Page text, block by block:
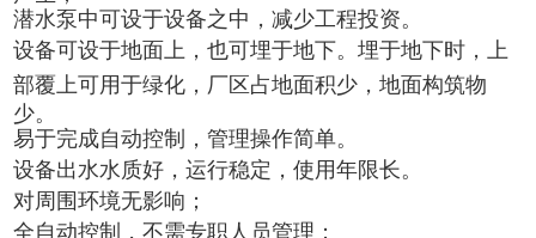
潜水泵中可设于设备之中，减少工程投资。
设备可设于地面上，也可埋于地下。埋于地下时，上
部覆上可用于绿化，厂区占地面积少，地面构筑物
少。
易于完成自动控制，管理操作简单。
设备出水水质好，运行稳定，使用年限长。
对周围环境无影响；
全自动控制，不需专职人员管理；